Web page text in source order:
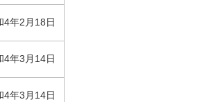
4年2月18日
4年3月14日
4年3月14日